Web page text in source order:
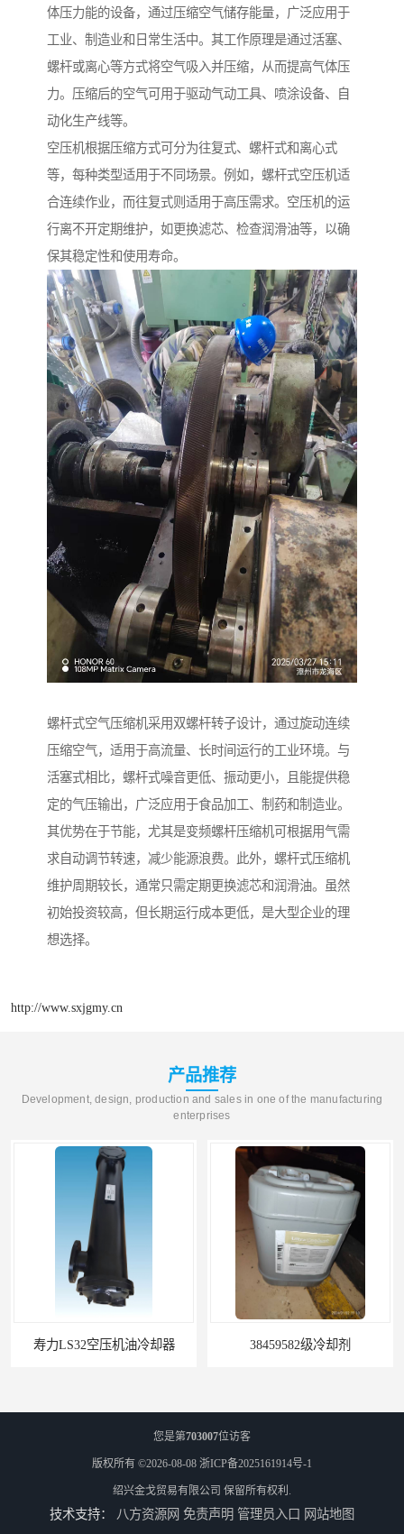
体压力能的设备，通过压缩空气储存能量，广泛应用于
工业、制造业和日常生活中。其工作原理是通过活塞、
螺杆或离心等方式将空气吸入并压缩，从而提高气体压
力。压缩后的空气可用于驱动气动工具、喷涂设备、自
动化生产线等。
空压机根据压缩方式可分为往复式、螺杆式和离心式
等，每种类型适用于不同场景。例如，螺杆式空压机适
合连续作业，而往复式则适用于高压需求。空压机的运
行离不开定期维护，如更换滤芯、检查润滑油等，以确
保其稳定性和使用寿命。
螺杆式空气压缩机采用双螺杆转子设计，通过旋动连续
压缩空气，适用于高流量、长时间运行的工业环境。与
活塞式相比，螺杆式噪音更低、振动更小，且能提供稳
定的气压输出，广泛应用于食品加工、制药和制造业。
其优势在于节能，尤其是变频螺杆压缩机可根据用气需
求自动调节转速，减少能源浪费。此外，螺杆式压缩机
维护周期较长，通常只需定期更换滤芯和润滑油。虽然
初始投资较高，但长期运行成本更低，是大型企业的理
想选择。
http://www.sxjgmy.cn
产品推荐
Development, design, production and sales in one of the manufacturing
enterprises
38459582级冷却剂 寿力+24KT油+空压机油
您是第703007位访客
版权所有 ©2026-08-08 浙ICP备2025161914号-1
绍兴金戈贸易有限公司 保留所有权利.
技术支持： 八方资源网 免责声明 管理员入口 网站地图